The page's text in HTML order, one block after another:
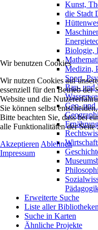
Kunst,
die Stadt
Biologie,
Medizin,
Sport,
Bau- und
Geo- und
Erweiterte Suche
Liste aller Bibliotheken
Suche in Karten
Ähnliche Projekte
Wir benutzen Cookies
Wir nutzen Cookies auf
essenziell für den Betrieb der
Website und die
Sie können selbst
Bitte beachten Sie, dass bei
alle Funktionalitäten der Seite
Akzeptieren Ablehnen
Impressum